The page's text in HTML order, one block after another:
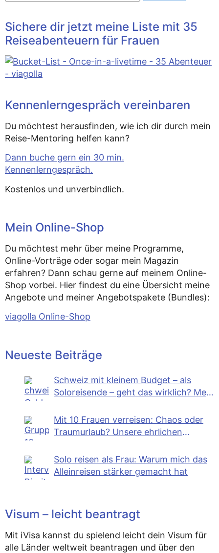
Sichere dir jetzt meine Liste mit 35
Reiseabenteuern für Frauen
Kennenlerngespräch vereinbaren
Du möchtest herausfinden, wie ich dir durch mein
Reise-Mentoring helfen kann?
Dann buche gern ein 30 min.
Kennenlerngespräch.
Kostenlos und unverbindlich.
Mein Online-Shop
Du möchtest mehr über meine Programme,
Online-Vorträge oder sogar mein Magazin
erfahren? Dann schau gerne auf meinem Online-
Shop vorbei. Hier findest du eine Übersicht meine
Angebote und meiner Angebotspakete (Bundles):
viagolla Online-Shop
Neueste Beiträge
Schweiz mit kleinem Budget – als
Soloreisende – geht das wirklich? Mein
Mit 10 Frauen verreisen: Chaos oder
Traumurlaub? Unsere ehrlichen
Solo reisen als Frau: Warum mich das
Alleinreisen stärker gemacht hat
Visum – leicht beantragt
Mit iVisa kannst du spielend leicht dein Visum für
alle Länder weltweit beantragen und über den